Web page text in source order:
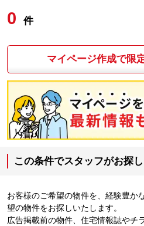
0 件
マイページ作成で限
この条件でスタッフがお探
お客様のご希望の物件を、経験豊か
望の物件をお探しいたします。
広告掲載前の物件、住宅情報誌やチ